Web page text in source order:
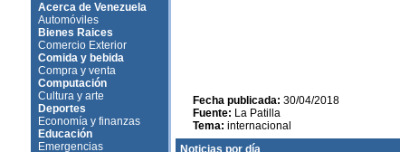
Acerca de Venezuela
Automóviles
Bienes Raices
Comercio Exterior
Comida y bebida
Compra y venta
Computación
Cultura y arte
Deportes
Economía y finanzas
Educación
Emergencias
Fecha publicada: 30/04/2018
Fuente: La Patilla
Tema: internacional
Noticias por día